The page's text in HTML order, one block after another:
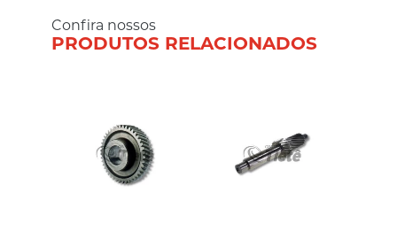
Confira nossos
PRODUTOS RELACIONADOS